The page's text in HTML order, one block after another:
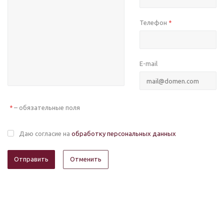
Телефон *
E-mail
* – обязательные поля
Даю согласие на обработку персональных данных
Отменить